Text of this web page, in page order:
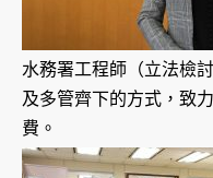
水務署工程師（立法檢
及多管齊下的方式，致
費。